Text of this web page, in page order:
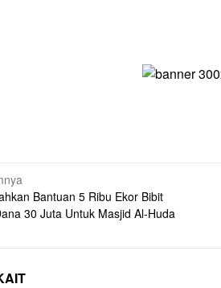
Bantuan 5 Ribu Ekor Bibit
30 Juta Untuk Masjid Al-Huda